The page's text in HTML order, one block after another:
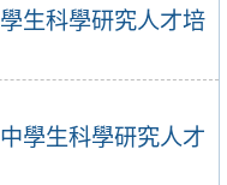
生科學研究人才培
學生科學研究人才